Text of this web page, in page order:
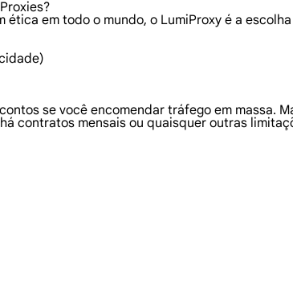
em todo o mundo, o LumiProxy é a
se você encomendar tráfego em massa.
contratos mensais ou quaisquer outras